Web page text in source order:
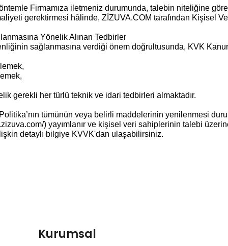
Firmamıza iletmeniz durumunda, talebin niteliğine
gerektirmesi hâlinde, ZİZUVA.COM tarafından Kişisel
Yönelik Alınan Tedbirler
sağlanmasına verdiği önem doğrultusunda, KVK
gerekli her türlü teknik ve idari tedbirleri almaktadır.
tümünün veya belirli maddelerinin yenilenmesi
) yayımlanır ve kişisel veri sahiplerinin talebi
detaylı bilgiye KVVK'dan ulaşabilirsiniz.
Kurumsal